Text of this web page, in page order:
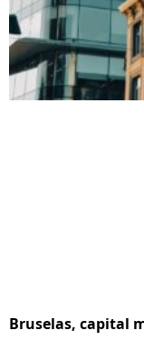
Bruselas, capital